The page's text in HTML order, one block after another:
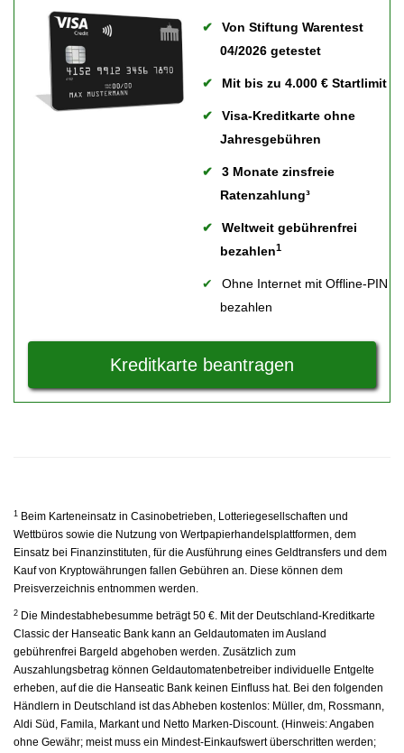
Von Stiftung Warentest
04/2026 getestet
Mit bis zu 4.000 € Startlimit
Visa-Kreditkarte ohne
Jahresgebühren
3 Monate zinsfreie
Ratenzahlung³
Weltweit gebührenfrei
bezahlen1
Ohne Internet mit Offline-PIN
bezahlen
Kreditkarte beantragen
1
Beim Karteneinsatz in Casinobetrieben, Lotteriegesellschaften und
Wettbüros sowie die Nutzung von Wertpapierhandelsplattformen, dem
Einsatz bei Finanzinstituten, für die Ausführung eines Geldtransfers und dem
Kauf von Kryptowährungen fallen Gebühren an. Diese können dem
Preisverzeichnis entnommen werden.
2 Die Mindestabhebesumme beträgt 50 €. Mit der Deutschland-Kreditkarte
Classic der Hanseatic Bank kann an Geldautomaten im Ausland
gebührenfrei Bargeld abgehoben werden. Zusätzlich zum
Auszahlungsbetrag können Geldautomatenbetreiber individuelle Entgelte
erheben, auf die die Hanseatic Bank keinen Einfluss hat. Bei den folgenden
Händlern in Deutschland ist das Abheben kostenlos: Müller, dm, Rossmann,
Aldi Süd, Famila, Markant und Netto Marken-Discount. (Hinweis: Angaben
ohne Gewähr; meist muss ein Mindest-Einkaufswert überschritten werden;